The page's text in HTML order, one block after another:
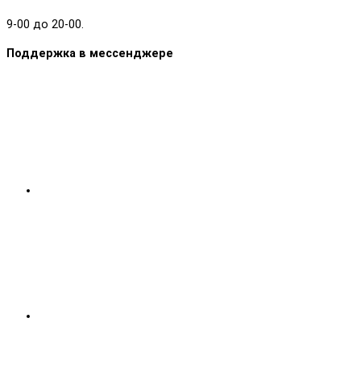
9-00 до 20-00.
Поддержка в мессенджере